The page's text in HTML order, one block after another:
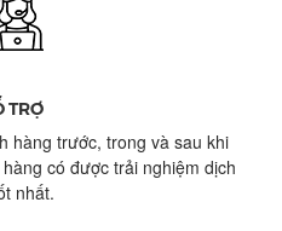
TRỢ​
hàng trước, trong và sau khi
có được trải nghiệm dịch
nhất.​